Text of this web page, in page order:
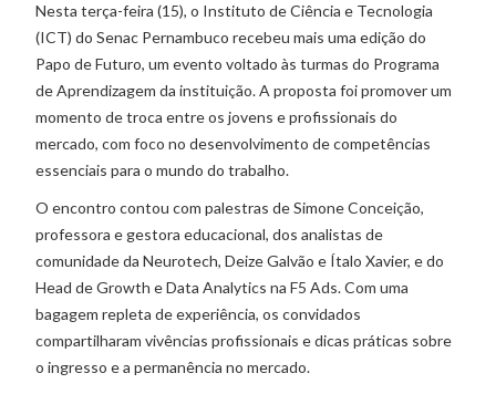
Nesta terça-feira (15), o Instituto de Ciência e Tecnologia
(ICT) do Senac Pernambuco recebeu mais uma edição do
Papo de Futuro, um evento voltado às turmas do Programa
de Aprendizagem da instituição. A proposta foi promover um
momento de troca entre os jovens e profissionais do
mercado, com foco no desenvolvimento de competências
essenciais para o mundo do trabalho.
O encontro contou com palestras de Simone Conceição,
professora e gestora educacional, dos analistas de
comunidade da Neurotech, Deize Galvão e Ítalo Xavier, e do
Head de Growth e Data Analytics na F5 Ads. Com uma
bagagem repleta de experiência, os convidados
compartilharam vivências profissionais e dicas práticas sobre
o ingresso e a permanência no mercado.